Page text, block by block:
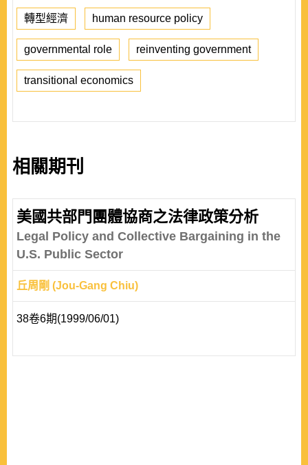
轉型經濟 human resource policy
governmental role reinventing government
transitional economics
相關期刊
美國共部門團體協商之法律政策分析
Legal Policy and Collective Bargaining in the
U.S. Public Sector
丘周剛 (Jou-Gang Chiu)
38卷6期(1999/06/01)